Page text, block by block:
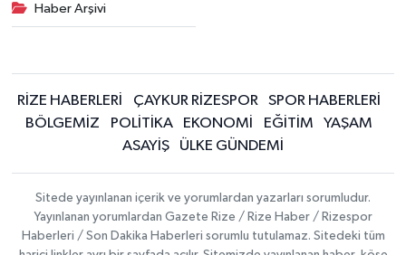
Haber Arşivi
RİZE HABERLERİ ÇAYKUR RİZESPOR
SPOR HABERLERİ
BÖLGEMİZ
POLİTİKA EKONOMİ EĞİTİM
YAŞAM
ASAYİŞ
ÜLKE GÜNDEMİ
Sitede yayınlanan içerik ve yorumlardan yazarları sorumludur.
Yayınlanan yorumlardan Gazete Rize / Rize Haber / Rizespor
Haberleri / Son Dakika Haberleri sorumlu tutulamaz. Sitedeki tüm